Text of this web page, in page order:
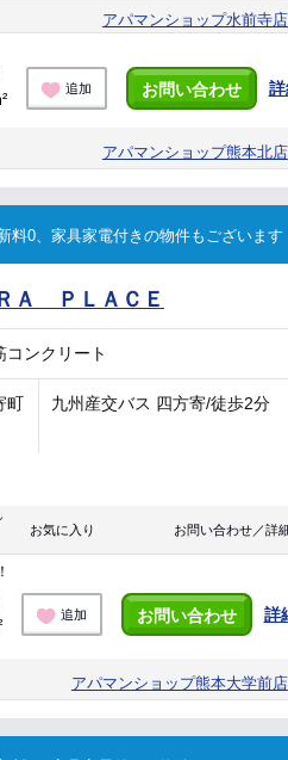
アパマンショップ水前寺店
追加 お問い合わせ
アパマンショップ熊本北店
0、家具家電付きの物件もございます
Ａ ＰＬＡＣＥ
コンクリート
町
九州産交バス 四方寄/徒歩2分
お気に入り お問い合わせ／詳
追加 お問い合わせ 詳
アパマンショップ熊本大学前店